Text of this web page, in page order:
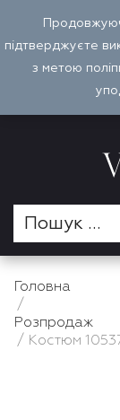
Головна
/
Розпродаж
/ Костюм
підтверджуєте
з метою